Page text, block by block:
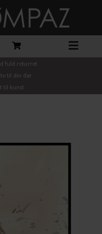
fuld returret
til din dør
til kunst